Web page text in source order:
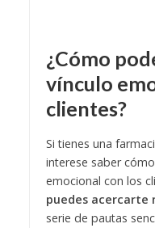
¿Cómo
vínculo
clientes?
Si tienes una
interese saber
emocional con los
puedes acercarte
serie de pautas